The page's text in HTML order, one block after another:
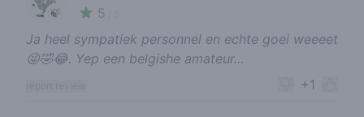
🍃 5
Ja heel sympatiek personnel en echte goei weeeet
😜🤣😂. Yep een belgishe amateur...
+1